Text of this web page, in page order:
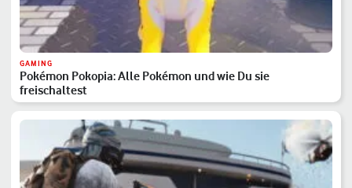
GAMING
Pokémon Pokopia: Alle Pokémon und wie Du sie
freischaltest